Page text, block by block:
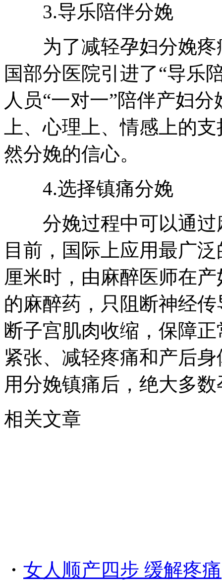
3.导乐陪伴分娩
为了减轻孕妇分娩疼
国部分医院引进了“导乐
人员“一对一”陪伴产妇
上、心理上、情感上的
然分娩的信心。
4.选择镇痛分娩
分娩过程中可以通过
目前，国际上应用最广
厘米时，由麻醉医师在
的麻醉药，只阻断神经
断子宫肌肉收缩，保障
紧张、减轻疼痛和产后
用分娩镇痛后，绝大多
相关文章
・ 女人顺产四步 缓解疼痛